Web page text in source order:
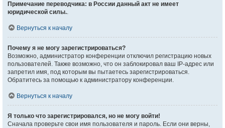
Примечание переводчика: в России данный акт не имеет
юридической силы..
Вернуться к началу
Почему я не могу зарегистрироваться?
Возможно, администратор конференции отключил регистрацию новых
пользователей. Также возможно, что он заблокировал ваш IP-адрес или
запретил имя, под которым вы пытаетесь зарегистрироваться.
Обратитесь за помощью к администратору конференции.
Вернуться к началу
Я только что зарегистрировался, но не могу войти!
Сначала проверьте свои имя пользователя и пароль. Если они верны,